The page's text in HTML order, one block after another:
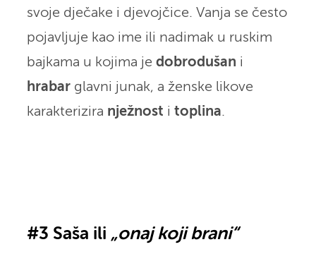
svoje dječake i djevojčice. Vanja se često
pojavljuje kao ime ili nadimak u ruskim
bajkama u kojima je dobrodušan i
hrabarglavni junak, a ženske likove
karakterizira nježnost i toplina.
#3 Saša ili „onaj koji brani“